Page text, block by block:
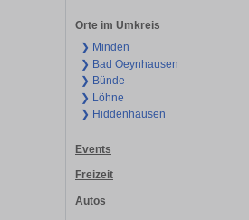
Orte im Umkreis
❯ Minden
❯ Bad Oeynhausen
❯ Bünde
❯ Löhne
❯ Hiddenhausen
Events
Freizeit
Autos